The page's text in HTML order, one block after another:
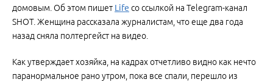
домовым. Об этом пишет Life со ссылкой на Telegram-канал
SHOT. Женщина рассказала журналистам, что еще два года
назад сняла полтергейст на видео.
Как утверждает хозяйка, на кадрах отчетливо видно как нечто
паранормальное рано утром, пока все спали, перешло из